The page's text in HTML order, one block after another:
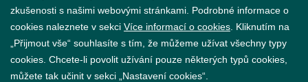
Prohlášení o přístupnosti
GDPR
Nastavení cookies
zkušenosti s našimi webovými stránkami. Podrobné informace o
cookies naleznete v sekci Více informací o cookies . Kliknutím na
„Přijmout vše“ souhlasíte s tím, že můžeme užívat všechny typy
cookies. Chcete-li povolit užívání pouze některých typů cookies,
můžete tak učinit v sekci „Nastavení cookies“.